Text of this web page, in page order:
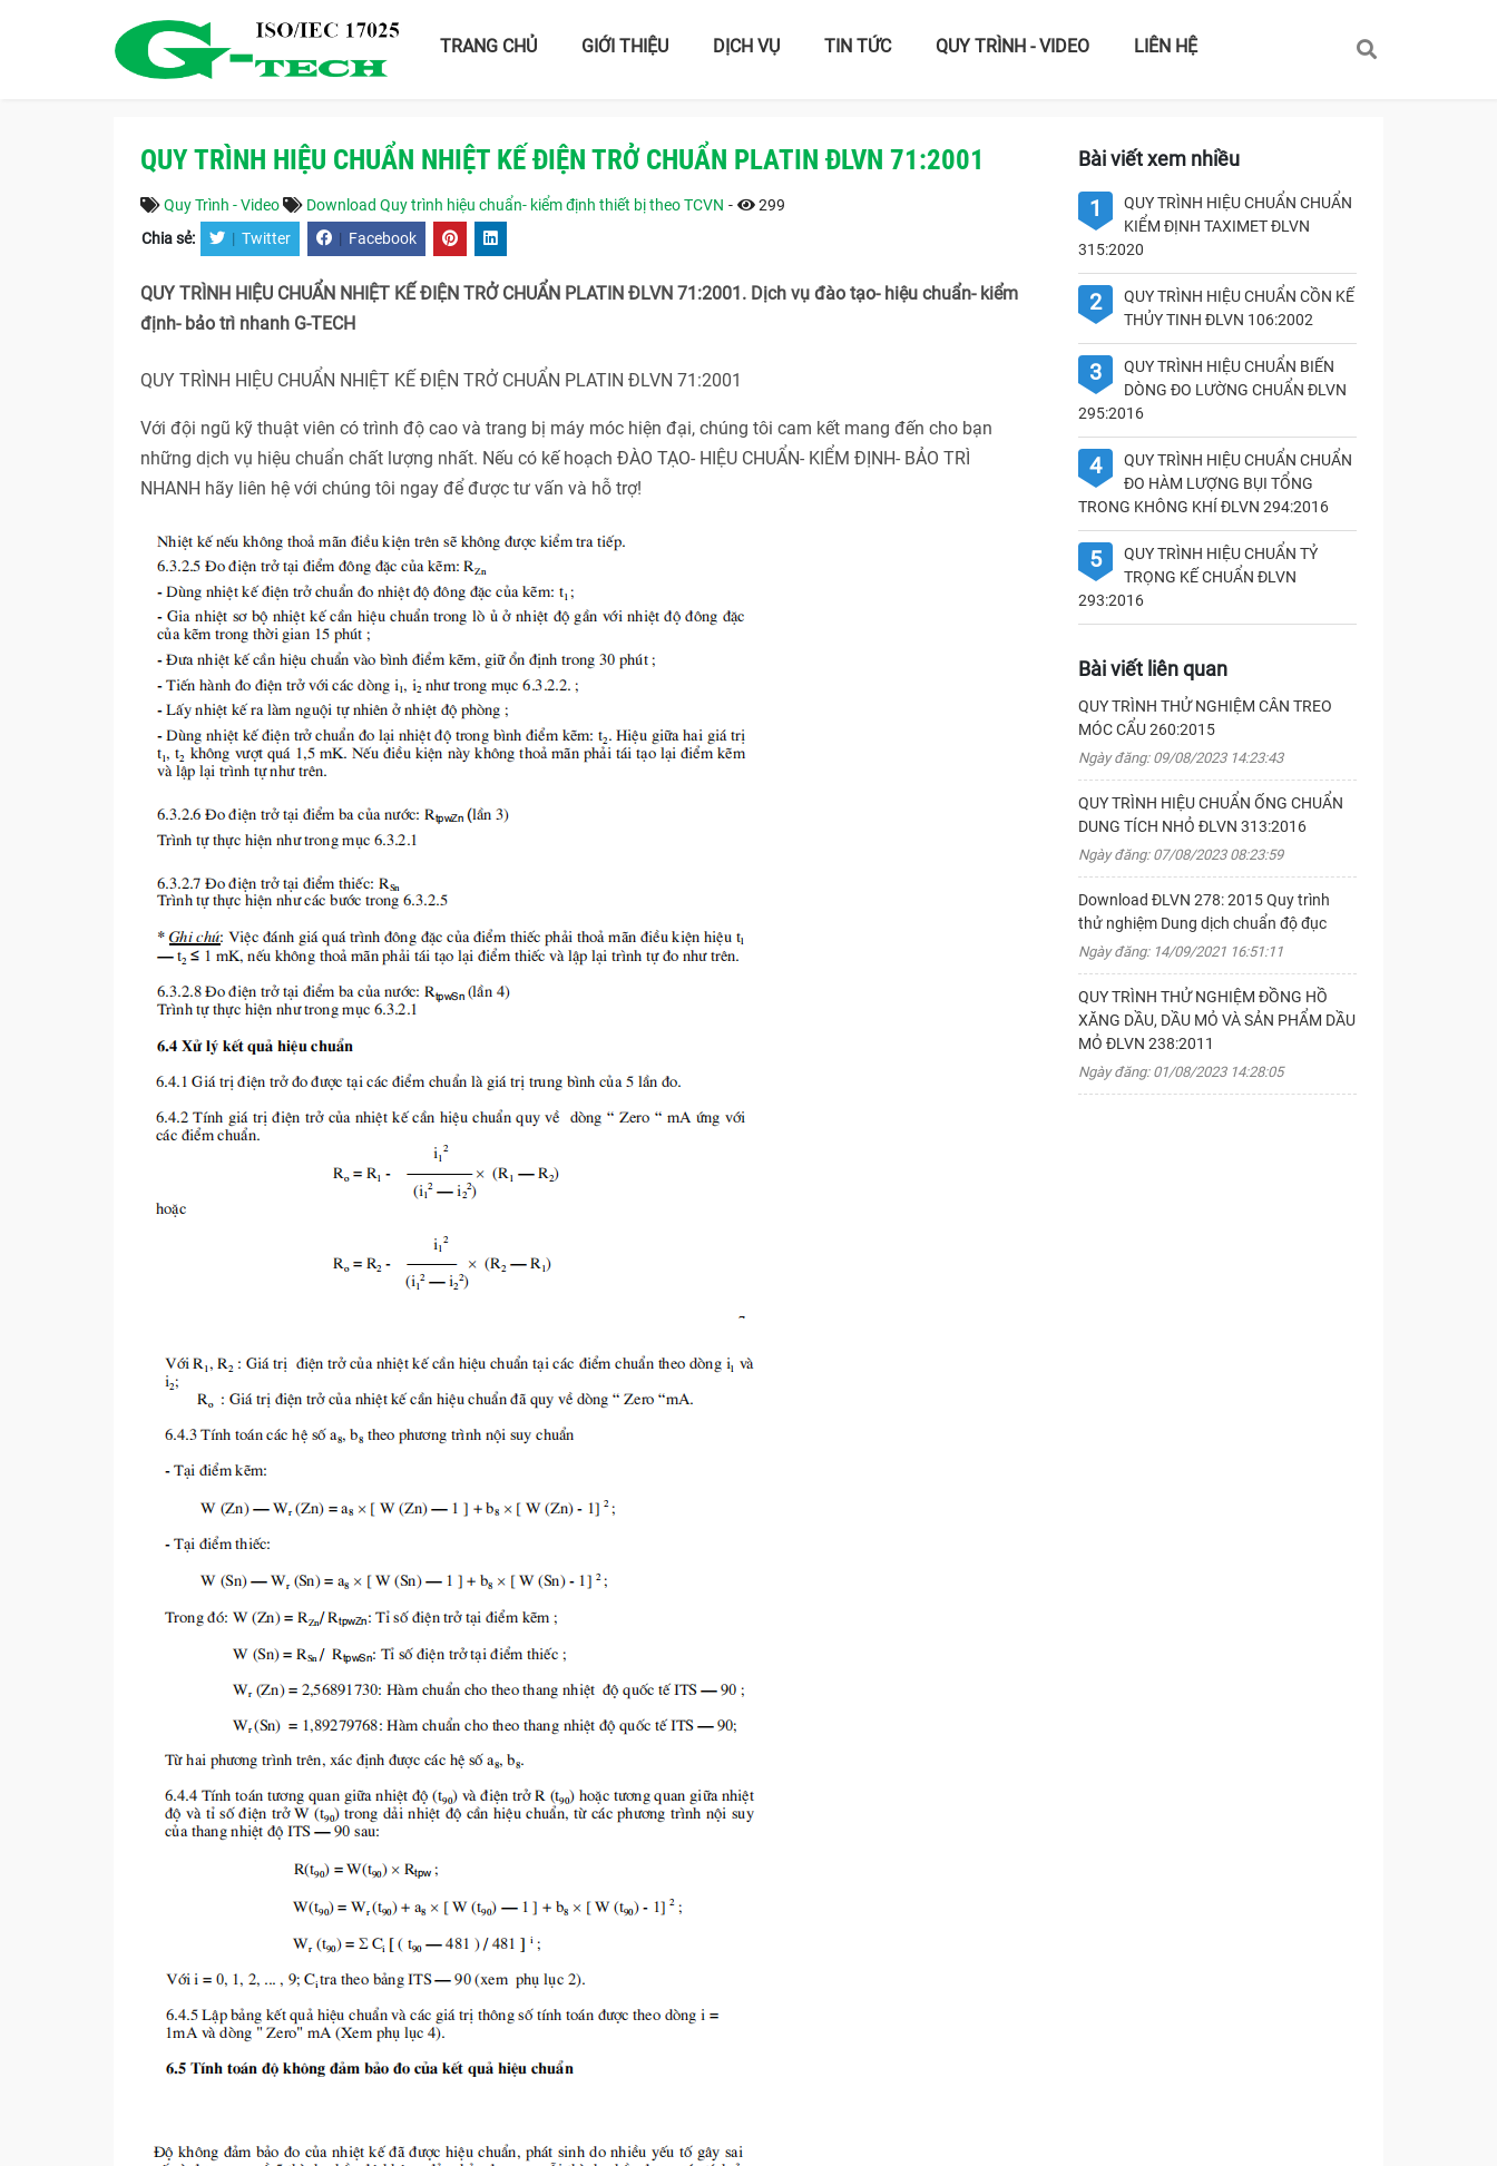
TRANG CHỦ GIỚI THIỆU DỊCH VỤ TIN TỨC QUY TRÌNH - VIDEO LIÊN HỆ
QUY TRÌNH HIỆU CHUẨN NHIỆT KẾ ĐIỆN TRỞ CHUẨN PLATIN ĐLVN 71:2001
Quy Trình - Video Download Quy trình hiệu chuẩn- kiểm định thiết bị theo TCVN - 299
Chia sẻ: | Twitter | Facebook
QUY TRÌNH HIỆU CHUẨN NHIỆT KẾ ĐIỆN TRỞ CHUẨN PLATIN ĐLVN 71:2001. Dịch vụ đào tạo- hiệu chuẩn- kiểm
định- bảo trì nhanh G-TECH
QUY TRÌNH HIỆU CHUẨN NHIỆT KẾ ĐIỆN TRỞ CHUẨN PLATIN ĐLVN 71:2001
Với đội ngũ kỹ thuật viên có trình độ cao và trang bị máy móc hiện đại, chúng tôi cam kết mang đến cho bạn
những dịch vụ hiệu chuẩn chất lượng nhất. Nếu có kế hoạch ĐÀO TẠO- HIỆU CHUẨN- KIỂM ĐỊNH- BẢO TRÌ
NHANH hãy liên hệ với chúng tôi ngay để được tư vấn và hỗ trợ!
Bài viết xem nhiều
1
QUY TRÌNH HIỆU CHUẨN CHUẨN
KIỂM ĐỊNH TAXIMET ĐLVN
315:2020
2
QUY TRÌNH HIỆU CHUẨN CỒN KẾ
THỦY TINH ĐLVN 106:2002
3
QUY TRÌNH HIỆU CHUẨN BIẾN
DÒNG ĐO LƯỜNG CHUẨN ĐLVN
295:2016
4
QUY TRÌNH HIỆU CHUẨN CHUẨN
ĐO HÀM LƯỢNG BỤI TỔNG
TRONG KHÔNG KHÍ ĐLVN 294:2016
5
QUY TRÌNH HIỆU CHUẨN TỶ
TRỌNG KẾ CHUẨN ĐLVN
293:2016
Bài viết liên quan
QUY TRÌNH THỬ NGHIỆM CÂN TREO
MÓC CẨU 260:2015
Ngày đăng: 09/08/2023 14:23:43
QUY TRÌNH HIỆU CHUẨN ỐNG CHUẨN
DUNG TÍCH NHỎ ĐLVN 313:2016
Ngày đăng: 07/08/2023 08:23:59
Download ĐLVN 278: 2015 Quy trình
thử nghiệm Dung dịch chuẩn độ đục
Ngày đăng: 14/09/2021 16:51:11
QUY TRÌNH THỬ NGHIỆM ĐỒNG HỒ
XĂNG DẦU, DẦU MỎ VÀ SẢN PHẨM DẦU
MỎ ĐLVN 238:2011
Ngày đăng: 01/08/2023 14:28:05